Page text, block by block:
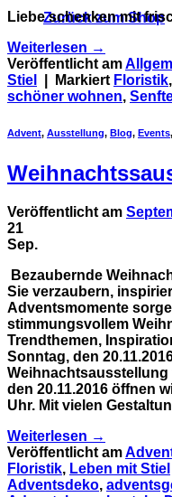
Zurück zum Shop
Liebe schenken mit
Weiterlesen →
Veröffentlicht am
Stiel
Markiert Floristik,
schöner wohnen,
Advent, Ausstellung, Blog, Events,
Veröffentlicht am
21
Sep.
Bezaubernde
Sie verzaubern,
Adventsmomente
stimmungsvollem
Trendthemen,
Sonntag, den
Weihnachtsausstellung
den 20.11.2016 öffnen
Uhr. Mit vielen
Weiterlesen →
Veröffentlicht am
Floristik, Leben mit Stiel
Adventsdeko,